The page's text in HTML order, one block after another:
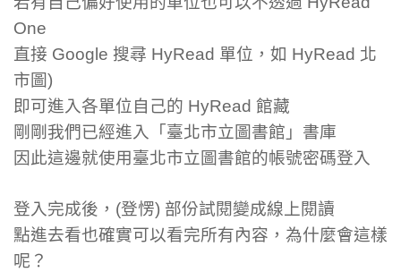
One
直接 Google 搜尋 HyRead 單位，如 HyRead 北
市圖)
即可進入各單位自己的 HyRead 館藏
剛剛我們已經進入「臺北市立圖書館」書庫
因此這邊就使用臺北市立圖書館的帳號密碼登入
登入完成後，(登愣) 部份試閱變成線上閱讀
點進去看也確實可以看完所有內容，為什麼會這樣
呢？